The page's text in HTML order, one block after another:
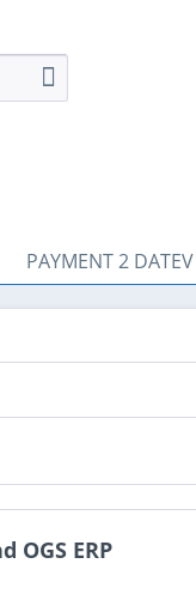
PAYMENT 2 DATEV
ERP